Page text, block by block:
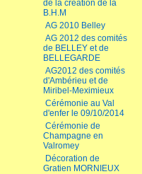
de la création de la
B.H.M
AG 2010 Belley
AG 2012 des comités
de BELLEY et de
BELLEGARDE
AG2012 des comités
d'Ambérieu et de
Miribel-Meximieux
Cérémonie au Val
d'enfer le 09/10/2014
Cérémonie de
Champagne en
Valromey
Décoration de
Gratien MORNIEUX